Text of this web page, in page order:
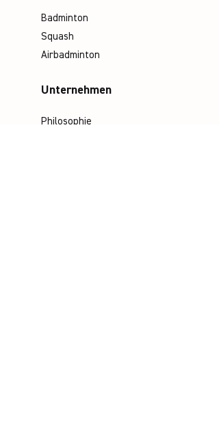
Badminton
Squash
Airbadminton
Philosophie
Unternehmen